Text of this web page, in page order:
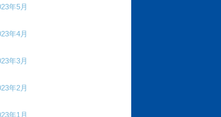
年5月
年4月
年3月
年2月
年1月